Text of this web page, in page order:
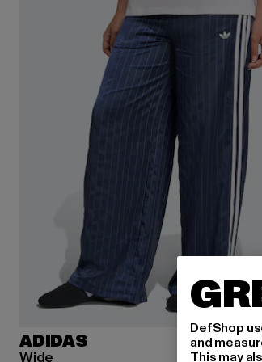
ADIDAS
Wide
DefShop
and
This may